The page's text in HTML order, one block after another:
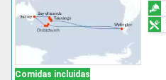
Comidas incluidas